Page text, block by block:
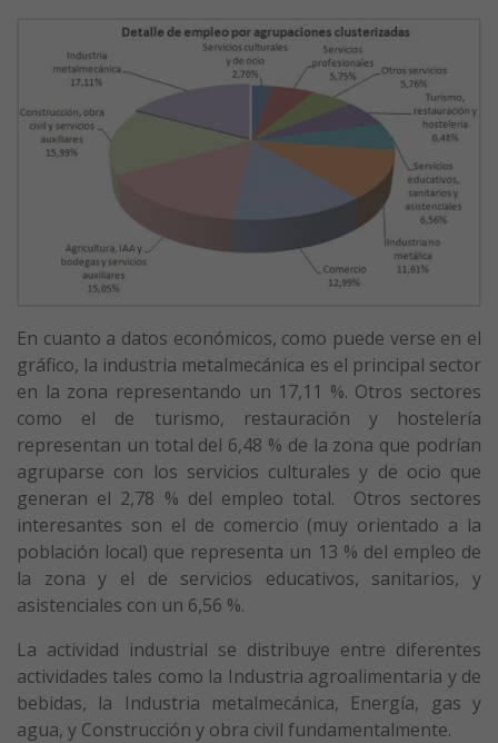
En cuanto a datos económicos, como puede verse en el
gráfico, la industria metalmecánica es el principal sector
en la zona representando un 17,11 %. Otros sectores
como el de turismo, restauración y hostelería
representan un total del 6,48 % de la zona que podrían
agruparse con los servicios culturales y de ocio que
generan el 2,78 % del empleo total. Otros sectores
interesantes son el de comercio (muy orientado a la
población local) que representa un 13 % del empleo de
la zona y el de servicios educativos, sanitarios, y
asistenciales con un 6,56 %.
La actividad industrial se distribuye entre diferentes
actividades tales como la Industria agroalimentaria y de
bebidas, la Industria metalmecánica, Energía, gas y
agua, y Construcción y obra civil fundamentalmente.